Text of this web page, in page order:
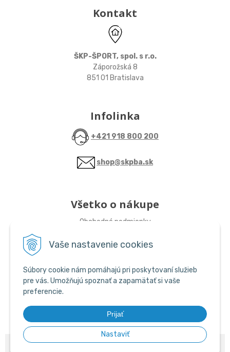
Vaše nastavenie cookies
Súbory cookie nám pomáhajú pri poskytovaní služieb
pre vás. Umožňujú spoznať a zapamätať si vaše
preferencie.
Prijať
Nastaviť
Kontakt
ŠKP-ŠPORT, spol. s r.o.
Záporožská 8
851 01 Bratislava
Infolinka
+421 918 800 200
shop@skpba.sk
Všetko o nákupe
Obchodné podmienky
Sledujte nás
ŠKP-SHOP
© 2026 ŠKP SHOP •NextShop&e-shop Pohoda ConnectorbyNextCom